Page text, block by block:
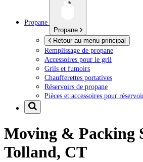
Propane
Propane
Retour au menu principal
Remplissage de propane
Accessoires pour le gril
Grils et fumoirs
Chaufferettes portatives
Réservoirs de propane
Pièces et accessoires pour
Moving & Packing
Tolland, CT